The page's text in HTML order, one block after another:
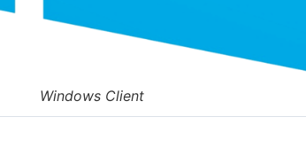
Windows Client